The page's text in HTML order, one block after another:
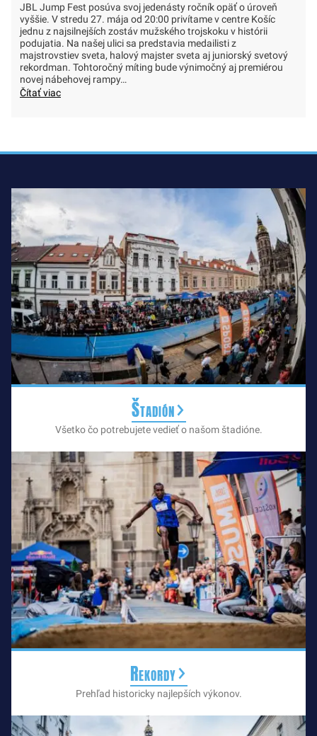
JBL Jump Fest posúva svoj jedenásty ročník opäť o úroveň
vyššie. V stredu 27. mája od 20:00 privítame v centre Košíc
jednu z najsilnejších zostáv mužského trojskoku v histórii
podujatia. Na našej ulici sa predstavia medailisti z
majstrovstiev sveta, halový majster sveta aj juniorský svetový
rekordman. Tohtoročný míting bude výnimočný aj premiérou
novej nábehovej rampy…
Čítať viac
Štadión
Všetko čo potrebujete vedieť o našom štadióne.
Rekordy
Prehľad historicky najlepších výkonov.